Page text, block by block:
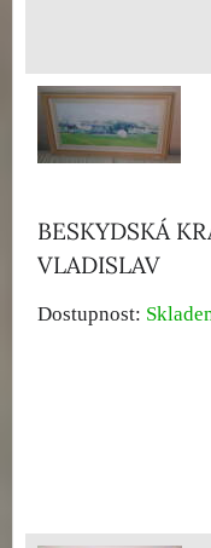
BESKYDSKÁ
VLADISLAV
Dostupnost: